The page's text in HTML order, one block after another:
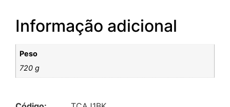
Informação adicional
Peso
720 g